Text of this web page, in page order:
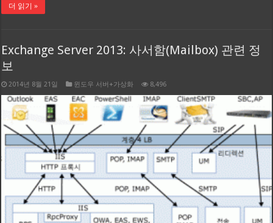
더 읽기 »
Exchange Server 2013: 사서함(Mailbox) 관련 정
보
2014년 8월 21일 윈도우 서버+가상화 8,496